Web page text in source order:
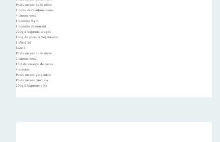
Poids moyen huile olive
1 botte de chardons bénis
4 citrons verts
1 branche thym
1 branche de romarin
200g d’oignons rouges
100g de piments végétariens
1 tête d’ail
Liste 2
Poids moyen huile olive
2 citrons verts
10cl de vinaigre de canne
4 tomates
Poids moyen gingembre
Poids moyen curcuma
200g d’oignons peyi